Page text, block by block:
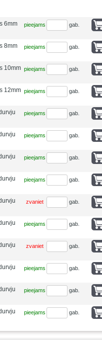
6mm
pieejams gab.
8mm
pieejams gab.
10mm pieejams gab.
12mm pieejams gab.
pieejams gab.
pieejams gab.
pieejams gab.
pieejams gab.
zvaniet gab.
pieejams gab.
zvaniet gab.
pieejams gab.
pieejams gab.
pieejams gab.